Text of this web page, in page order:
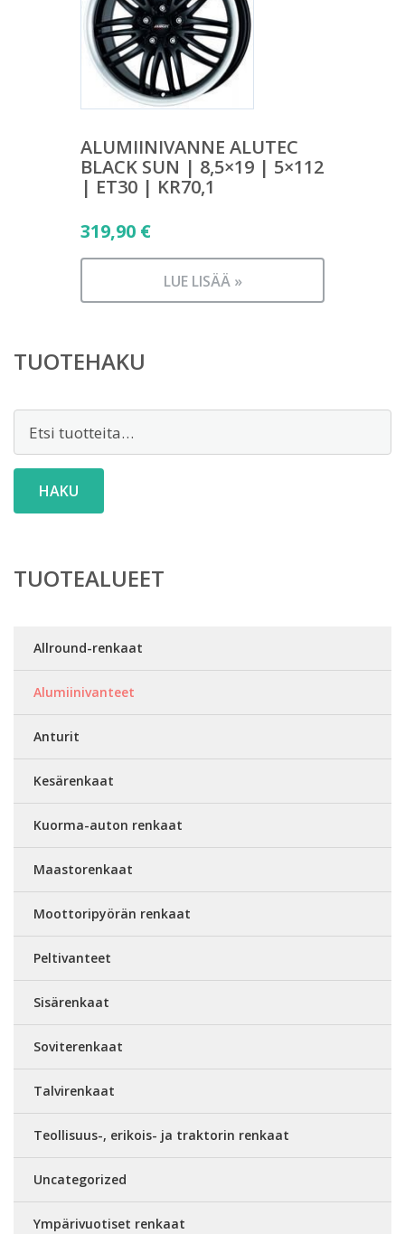
ALUMIINIVANNE ALUTEC
BLACK SUN | 8,5×19 | 5×112
| ET30 | KR70,1
319,90 €
LUE LISÄÄ »
TUOTEHAKU
HAKU
TUOTEALUEET
Allround-renkaat
Alumiinivanteet
Anturit
Kesärenkaat
Kuorma-auton renkaat
Maastorenkaat
Moottoripyörän renkaat
Peltivanteet
Sisärenkaat
Soviterenkaat
Talvirenkaat
Teollisuus-, erikois- ja traktorin renkaat
Uncategorized
Ympärivuotiset renkaat